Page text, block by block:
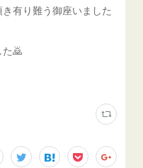
有り難う御座いました
🙇